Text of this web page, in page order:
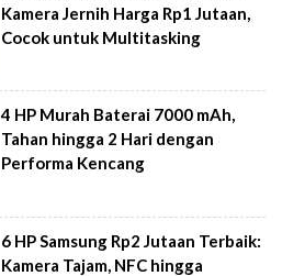
Kamera Jernih Harga Rp1 Jutaan,
Cocok untuk Multitasking
4 HP Murah Baterai 7000 mAh,
Tahan hingga 2 Hari dengan
Performa Kencang
6 HP Samsung Rp2 Jutaan Terbaik:
Kamera Tajam, NFC hingga